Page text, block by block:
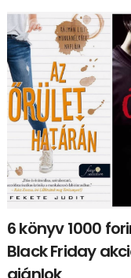
6 könyv 1000
Black Friday